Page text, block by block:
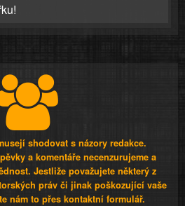
shodovat s názory redakce.
a komentáře necenzurujeme a
Jestliže považujete některý z
práv či jinak poškozující vaše
nám to přes kontaktní formulář.